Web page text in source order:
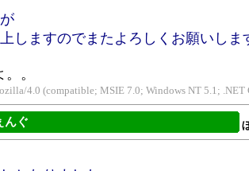
しますのでまたよろしくお願いしま
。
4.0 (compatible; MSIE 7.0; Windows NT 5.1;
んぐ